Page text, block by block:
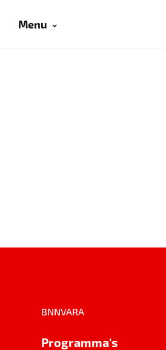
Menu
BNNVARA
Programma's